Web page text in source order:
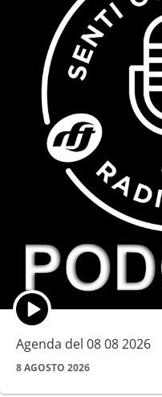
Episode
play
icon
Agenda del 08 08 2026
8 AGOSTO 2026